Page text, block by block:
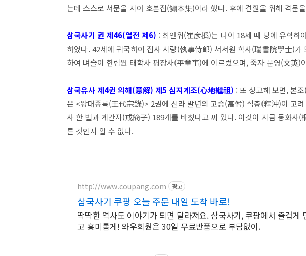
는데 스스로 서문을 지어 호본집(餬本集)이라 했다. 후에 견훤을 위해 격문
삼국사기 권 제46(열전 제6) : 최언위(崔彦撝)는 나이 18세 때 당에 유학하
하였다. 42세에 귀국하여 집사 시랑(執事侍郞) 서서원 학사(瑞書院學士)가
하여 벼슬이 한림원 태학사 평장사(平章事)에 이르렀으며, 죽자 문영(文英)
삼국유사 제4권 의해(意解) 제5 심지계조(心地繼祖) : 또 상고해 보면, 본
은 <왕대종록(王代宗錄)> 2권에 신라 말년의 고승(高僧) 석충(釋沖)이 고
사 한 벌과 계간자(戒簡子) 189개를 바쳤다고 써 있다. 이것이 지금 동화사
른 것인지 알 수 없다.
http://www.coupang.com 광고
삼국사기 쿠팡 오늘 주문 내일 도착 바로!
딱딱한 역사도 이야기가 되면 달라져요. 삼국사기, 쿠팡에서 즐겁게
고 흥미롭게! 와우회원은 30일 무료반품으로 부담없이.